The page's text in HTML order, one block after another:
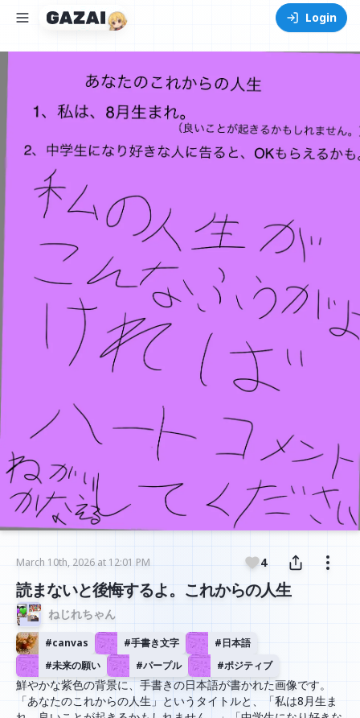
Login
March 10th, 2026 at 12:01 PM 4
読まないと後悔するよ。これからの人生
ねじれちゃん
#canvas #手書き文字 #日本語
#未来の願い #パープル #ポジティブ
鮮やかな紫色の背景に、手書きの日本語が書かれた画像です。
「あなたのこれからの人生」というタイトルと、「私は8月生ま